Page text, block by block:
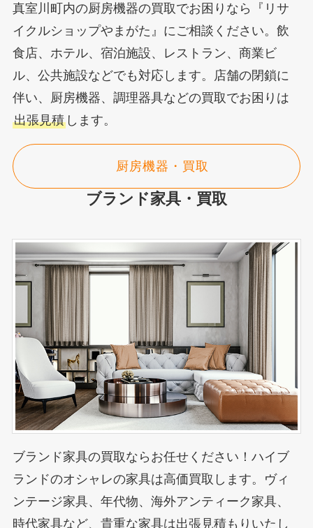
真室川町内の厨房機器の買取でお困りなら『リサ
イクルショップやまがた』にご相談ください。飲
食店、ホテル、宿泊施設、レストラン、商業ビ
ル、公共施設などでも対応します。店舗の閉鎖に
伴い、厨房機器、調理器具などの買取でお困りは
出張見積します。
厨房機器・買取
ブランド家具・買取
ブランド家具の買取ならお任せください！ハイブ
ランドのオシャレの家具は高価買取します。ヴィ
ンテージ家具、年代物、海外アンティーク家具、
時代家具など、貴重な家具は出張見積もりいたし